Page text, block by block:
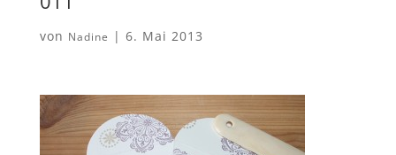
von Nadine | 6. Mai 2013